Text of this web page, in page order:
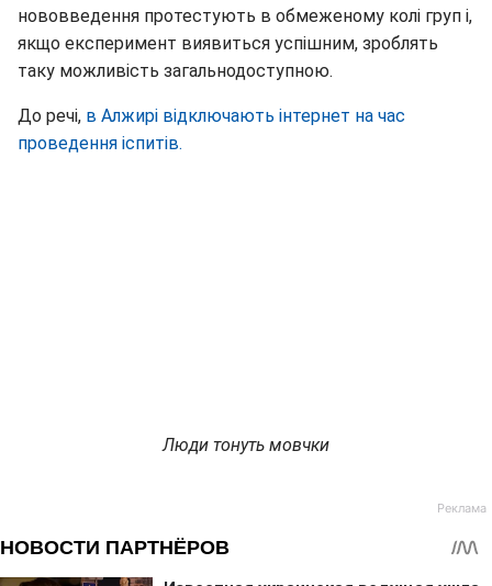
нововведення протестують в обмеженому колі груп і,
якщо експеримент виявиться успішним, зроблять
таку можливість загальнодоступною.
До речі, в Алжирі відключають інтернет на час
проведення іспитів.
Люди тонуть мовчки